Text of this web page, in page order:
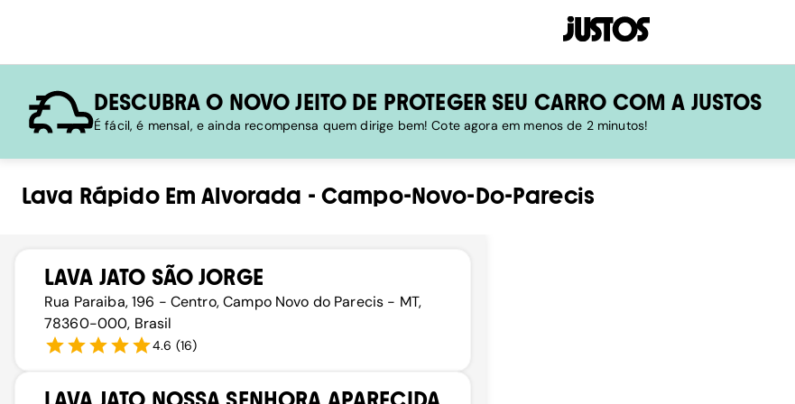
DESCUBRA O NOVO JEITO DE PROTEGER SEU CARRO COM A JUSTOS
É fácil, é mensal, e ainda recompensa quem dirige bem! Cote agora em menos de 2 minutos!
Lava RápidoEmAlvorada - Campo-Novo-Do-Parecis
LAVA JATO SÃO JORGE
Rua Paraiba, 196 - Centro, Campo Novo do Parecis - MT,
78360-000, Brasil
4.6 (16)